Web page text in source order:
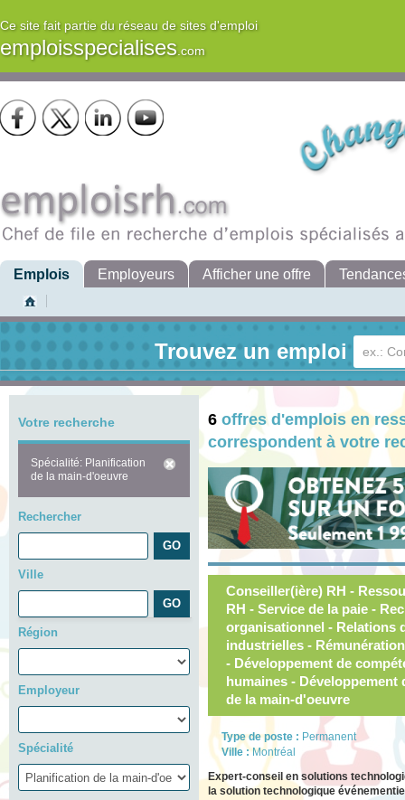
Ce site fait partie du réseau de sites d'emploi
emploisspecialises.com
Emplois Employeurs Afficher une offre
Trouvez un emploi
Votre recherche
Spécialité: Planification
de la main-d'oeuvre
Rechercher
Ville
Région
Employeur
Spécialité
6 offres d'emplois en
correspondent à votre
Conseiller(ière) RH -
RH - Service de la paie -
organisationnel - Relations
industrielles -
- Développement de
humaines -
de la main-d'oeuvre
Type de poste : Permanent
Ville :Montréal
Expert-conseil en solutions
la solution technologique